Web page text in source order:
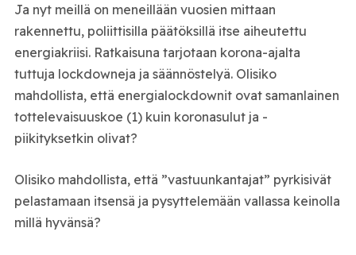
Ja nyt meillä on meneillään vuosien mittaan
rakennettu, poliittisilla päätöksillä itse aiheutettu
energiakriisi. Ratkaisuna tarjotaan korona-ajalta
tuttuja lockdowneja ja säännöstelyä. Olisiko
mahdollista, että energialockdownit ovat samanlainen
tottelevaisuuskoe (1) kuin koronasulut ja -
piikityksetkin olivat?
Olisiko mahdollista, että ”vastuunkantajat” pyrkisivät
pelastamaan itsensä ja pysyttelemään vallassa keinolla
millä hyvänsä?